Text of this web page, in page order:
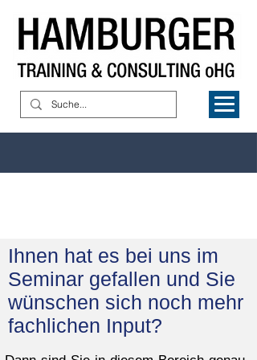
Ihnen hat es bei uns im
Seminar gefallen und Sie
wünschen sich noch mehr
fachlichen Input?